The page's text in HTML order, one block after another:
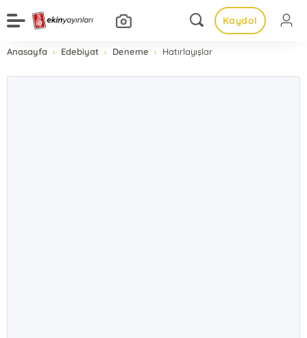
Kaydol
Anasayfa Edebiyat Deneme Hatırlayışlar